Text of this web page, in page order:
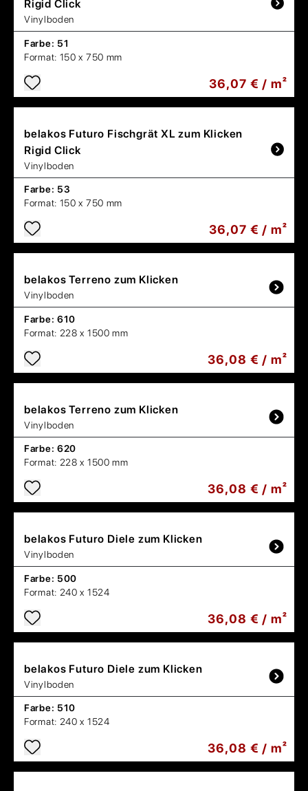
Rigid Click
Vinylboden
Farbe: 51
Format: 150 x 750 mm
36,07 € / m²
belakos Futuro Fischgrät XL zum Klicken
Rigid Click
Vinylboden
Farbe: 53
Format: 150 x 750 mm
36,07 € / m²
belakosTerreno zum Klicken
Vinylboden
Farbe: 610
Format: 228 x 1500 mm
36,08 € / m²
belakosTerreno zum Klicken
Vinylboden
Farbe: 620
Format: 228 x 1500 mm
36,08 € / m²
belakos Futuro Diele zum Klicken
Vinylboden
Farbe: 500
Format: 240 x 1524
36,08 € / m²
belakos Futuro Diele zum Klicken
Vinylboden
Farbe: 510
Format: 240 x 1524
36,08 € / m²